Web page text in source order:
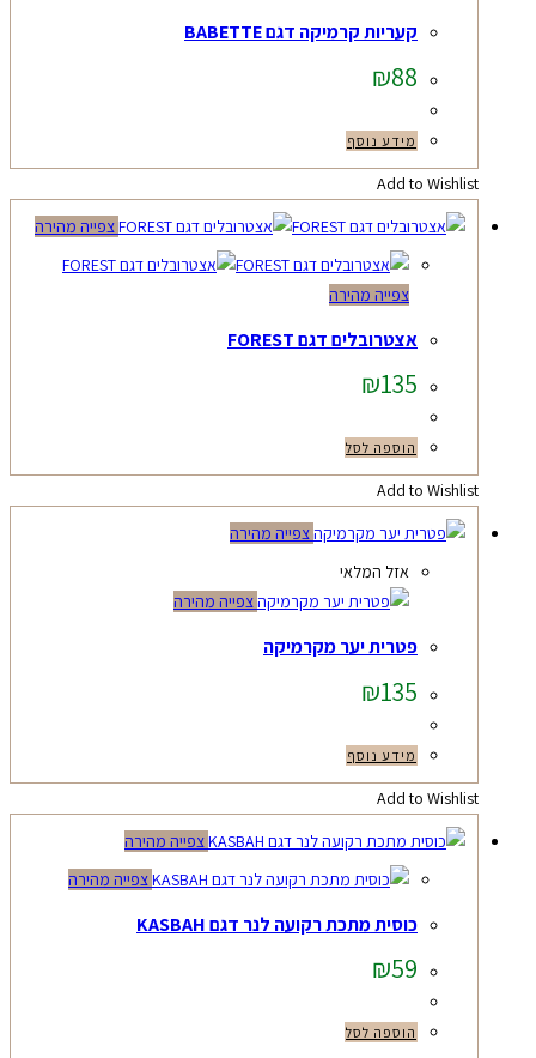
קעריות קרמיקה דגם BABETTE
₪88
מידע נוסף
Add to Wishlist
צפייה מהירה
צפייה מהירה
אצטרובלים דגם FOREST
₪135
הוספה לסל
Add to Wishlist
צפייה מהירה
אזל המלאי
צפייה מהירה
פטרית יער מקרמיקה
₪135
מידע נוסף
Add to Wishlist
צפייה מהירה
צפייה מהירה
כוסית מתכת רקועה לנר דגם KASBAH
₪59
הוספה לסל